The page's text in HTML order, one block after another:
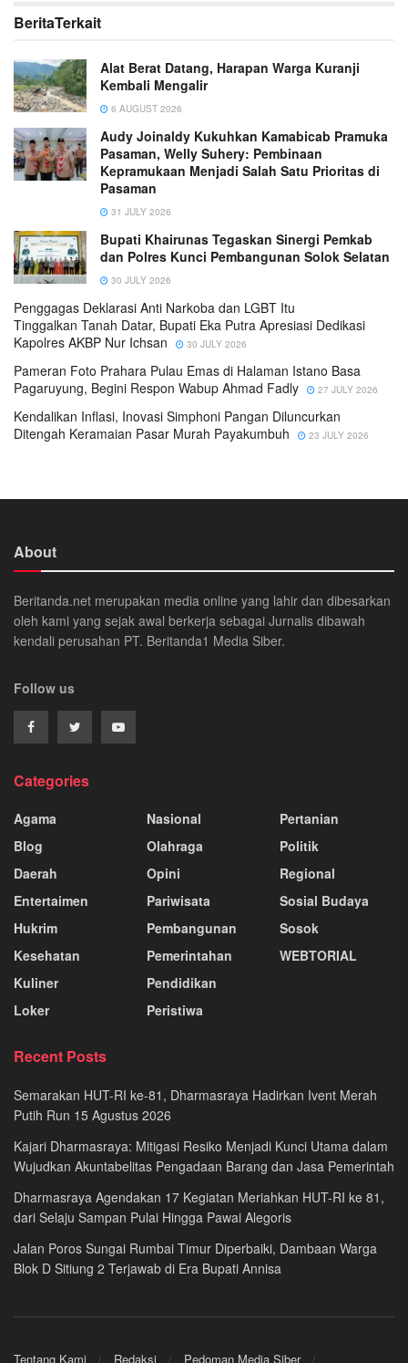
BeritaTerkait
Alat Berat Datang, Harapan Warga Kuranji
Kembali Mengalir
6 AUGUST 2026
Audy Joinaldy Kukuhkan Kamabicab Pramuka
Pasaman, Welly Suhery: Pembinaan
Kepramukaan Menjadi Salah Satu Prioritas di
Pasaman
31 JULY 2026
Bupati Khairunas Tegaskan Sinergi Pemkab
dan Polres Kunci Pembangunan Solok Selatan
30 JULY 2026
Penggagas Deklarasi Anti Narkoba dan LGBT Itu
Tinggalkan Tanah Datar, Bupati Eka Putra Apresiasi Dedikasi
Kapolres AKBP Nur Ichsan
30 JULY 2026
Pameran Foto Prahara Pulau Emas di Halaman Istano Basa
Pagaruyung, Begini Respon Wabup Ahmad Fadly
27 JULY 2026
Kendalikan Inflasi, Inovasi Simphoni Pangan Diluncurkan
Ditengah Keramaian Pasar Murah Payakumbuh
23 JULY 2026
About
Beritanda.net merupakan media online yang lahir dan dibesarkan
oleh kami yang sejak awal berkerja sebagai Jurnalis dibawah
kendali perusahan PT. Beritanda1 Media Siber.
Follow us
Categories
Agama
Blog
Daerah
Entertaimen
Hukrim
Kesehatan
Kuliner
Loker
Nasional
Olahraga
Opini
Pariwisata
Pembangunan
Pemerintahan
Pendidikan
Peristiwa
Pertanian
Politik
Regional
Sosial Budaya
Sosok
WEBTORIAL
Recent Posts
Semarakan HUT-RI ke-81, Dharmasraya Hadirkan Ivent Merah
Putih Run 15 Agustus 2026
Kajari Dharmasraya: Mitigasi Resiko Menjadi Kunci Utama dalam
Wujudkan Akuntabelitas Pengadaan Barang dan Jasa Pemerintah
Dharmasraya Agendakan 17 Kegiatan Meriahkan HUT-RI ke 81,
dari Selaju Sampan Pulai Hingga Pawai Alegoris
Jalan Poros Sungai Rumbai Timur Diperbaiki, Dambaan Warga
Blok D Sitiung 2 Terjawab di Era Bupati Annisa
Tentang Kami Redaksi Pedoman Media Siber